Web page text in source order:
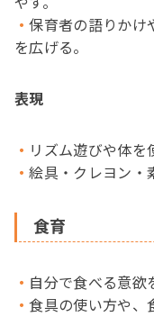
保育者の語りかけ
を広げる。
表現
リズム遊びや体を
絵具・クレヨン・
食育
自分で食べる意欲
食具の使い方や、